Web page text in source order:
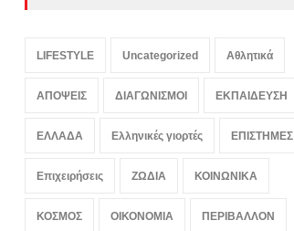
LIFESTYLE Uncategorized Αθλητικά
ΑΠΟΨΕΙΣ ΔΙΑΓΩΝΙΣΜΟΙ ΕΚΠΑΙΔΕΥΣΗ
ΕΛΛΑΔΑ Ελληνικές γιορτές ΕΠΙΣΤΗΜΕΣ
Επιχειρήσεις ΖΩΔΙΑ ΚΟΙΝΩΝΙΚΑ
ΚΟΣΜΟΣ ΟΙΚΟΝΟΜΙΑ ΠΕΡΙΒΑΛΛΟΝ